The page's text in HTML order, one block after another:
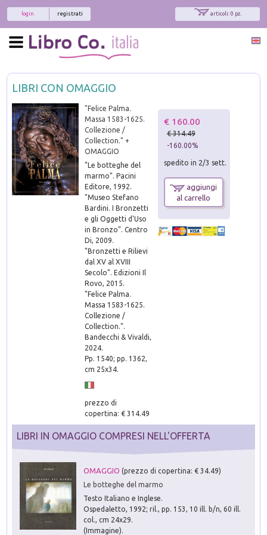
articoli: 0 pz.
registrati
login
LIBRI CON OMAGGIO
"Felice Palma.
Massa 1583-1625.
Collezione /
Collection." +
OMAGGIO
"Le botteghe del
marmo". Pacini
Editore, 1992.
"Museo Stefano
Bardini. I Bronzetti
e gli Oggetti d'Uso
in Bronzo". Centro
Di, 2009.
"Bronzetti e Rilievi
dal XV al XVIII
Secolo". Edizioni Il
Rovo, 2015.
"Felice Palma.
Massa 1583-1625.
Collezione /
Collection.".
Bandecchi & Vivaldi,
2024.
Pp. 1540; pp. 1362,
cm 25x34.
prezzo di
copertina: € 314.49
€ 160.00
€ 314.49
-160.00%
spedito in 2/3 sett.
aggiungi
al carrello
LIBRI IN OMAGGIO COMPRESI NELL'OFFERTA
OMAGGIO (prezzo di copertina: € 34.49)
Le botteghe del marmo
Testo Italiano e Inglese.
Ospedaletto, 1992; ril., pp. 153, 10 ill. b/n, 60 ill.
col., cm 24x29.
(Immagine).